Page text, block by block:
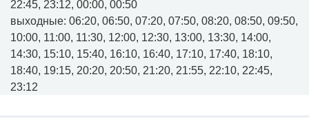
22:45, 23:12, 00:00, 00:50
выходные: 06:20, 06:50, 07:20, 07:50, 08:20, 08:50, 09:50,
10:00, 11:00, 11:30, 12:00, 12:30, 13:00, 13:30, 14:00,
14:30, 15:10, 15:40, 16:10, 16:40, 17:10, 17:40, 18:10,
18:40, 19:15, 20:20, 20:50, 21:20, 21:55, 22:10, 22:45,
23:12